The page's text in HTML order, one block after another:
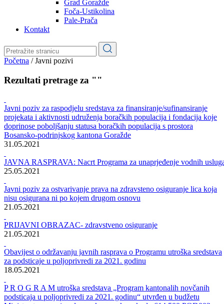
Općine
Pale-Prača
Kontakt
Javni pozivi
Rezultati pretrage za ""